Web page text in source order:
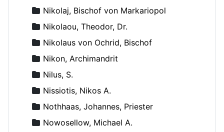
Nikolaj, Bischof von Markariopol
Nikolaou, Theodor, Dr.
Nikolaus von Ochrid, Bischof
Nikon, Archimandrit
Nilus, S.
Nissiotis, Nikos A.
Nothhaas, Johannes, Priester
Nowosellow, Michael A.